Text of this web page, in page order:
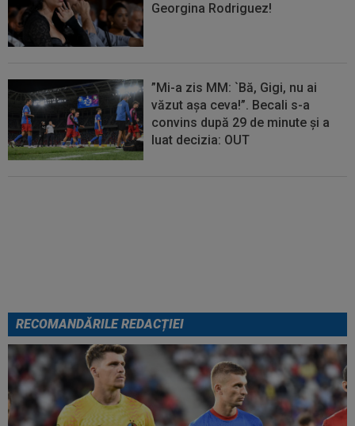
Georgina Rodriguez!
”Mi-a zis MM: `Bă, Gigi, nu ai
văzut așa ceva!”. Becali s-a
convins după 29 de minute și a
luat decizia: OUT
RECOMANDĂRILE REDACȚIEI